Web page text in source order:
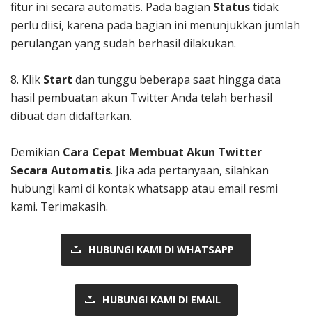
fitur ini secara automatis. Pada bagian Statustidak
perlu diisi, karena pada bagian ini menunjukkan jumlah
perulangan yang sudah berhasil dilakukan.
8. Klik Start dan tunggu beberapa saat hingga data
hasil pembuatan akun Twitter Anda telah berhasil
dibuat dan didaftarkan.
Demikian Cara Cepat Membuat Akun Twitter
Secara Automatis. Jika ada pertanyaan, silahkan
hubungi kami di kontak whatsapp atau email resmi
kami. Terimakasih.
HUBUNGI KAMI DI WHATSAPP
HUBUNGI KAMI DI EMAIL